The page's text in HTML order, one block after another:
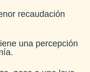
recaudación
una percepción